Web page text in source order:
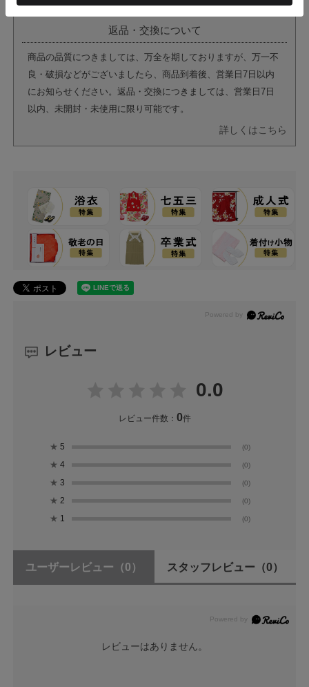
返品・交換について
商品の品質につきましては、万全を期しておりますが、万一不
良・破損などがございましたら、商品到着後、営業日7日以内
にお知らせください。返品・交換につきましては、営業日7日
以内、未開封・未使用に限り可能です。
詳しくはこちら
レビュー
0.0
レビュー件数： 0件
★ 5 (0)
★ 4 (0)
★ 3 (0)
★ 2 (0)
★ 1 (0)
ユーザーレビュー （0） スタッフレビュー （0）
レビューはありません。